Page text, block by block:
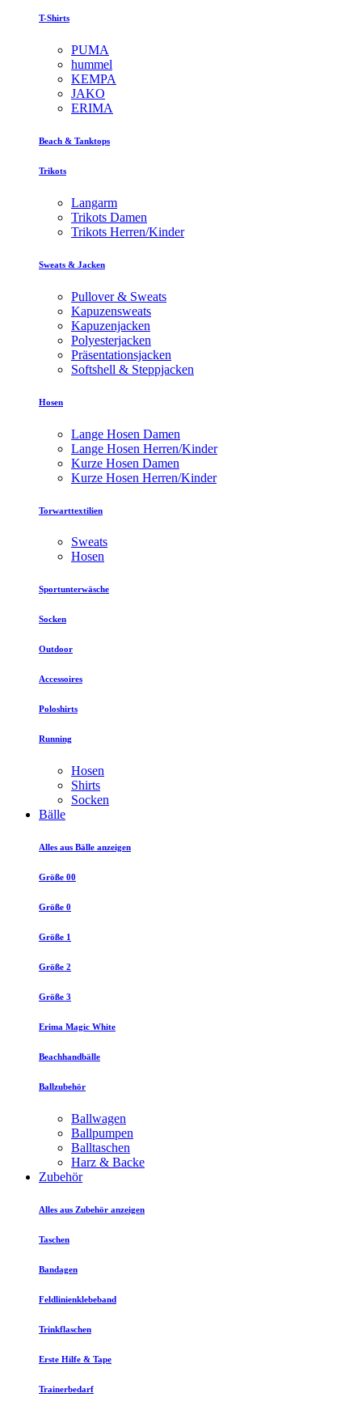
T-Shirts
PUMA
hummel
KEMPA
JAKO
ERIMA
Beach & Tanktops
Trikots
Langarm
Trikots Damen
Trikots Herren/Kinder
Sweats & Jacken
Pullover & Sweats
Kapuzensweats
Kapuzenjacken
Polyesterjacken
Präsentationsjacken
Softshell & Steppjacken
Hosen
Lange Hosen Damen
Lange Hosen Herren/Kinder
Kurze Hosen Damen
Kurze Hosen Herren/Kinder
Torwarttextilien
Sweats
Hosen
Sportunterwäsche
Socken
Outdoor
Accessoires
Poloshirts
Running
Hosen
Shirts
Socken
Bälle
Alles aus Bälle anzeigen
Größe 00
Größe 0
Größe 1
Größe 2
Größe 3
Erima Magic White
Beachhandbälle
Ballzubehör
Ballwagen
Ballpumpen
Balltaschen
Harz & Backe
Zubehör
Alles aus Zubehör anzeigen
Taschen
Bandagen
Feldlinienklebeband
Trinkflaschen
Erste Hilfe & Tape
Trainerbedarf